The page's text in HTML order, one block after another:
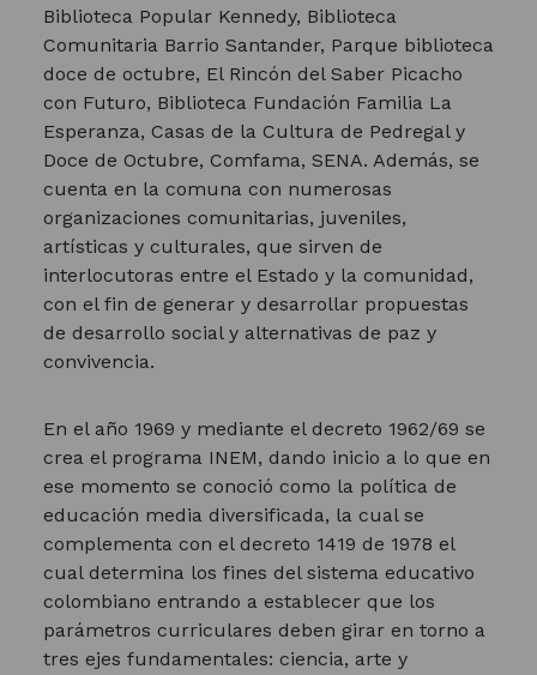
Biblioteca Popular Kennedy, Biblioteca
Comunitaria Barrio Santander, Parque biblioteca
doce de octubre, El Rincón del Saber Picacho
con Futuro, Biblioteca Fundación Familia La
Esperanza, Casas de la Cultura de Pedregal y
Doce de Octubre, Comfama, SENA. Además, se
cuenta en la comuna con numerosas
organizaciones comunitarias, juveniles,
artísticas y culturales, que sirven de
interlocutoras entre el Estado y la comunidad,
con el fin de generar y desarrollar propuestas
de desarrollo social y alternativas de paz y
convivencia.
En el año 1969 y mediante el decreto 1962/69 se
crea el programa INEM, dando inicio a lo que en
ese momento se conoció como la política de
educación media diversificada, la cual se
complementa con el decreto 1419 de 1978 el
cual determina los fines del sistema educativo
colombiano entrando a establecer que los
parámetros curriculares deben girar en torno a
tres ejes fundamentales: ciencia, arte y